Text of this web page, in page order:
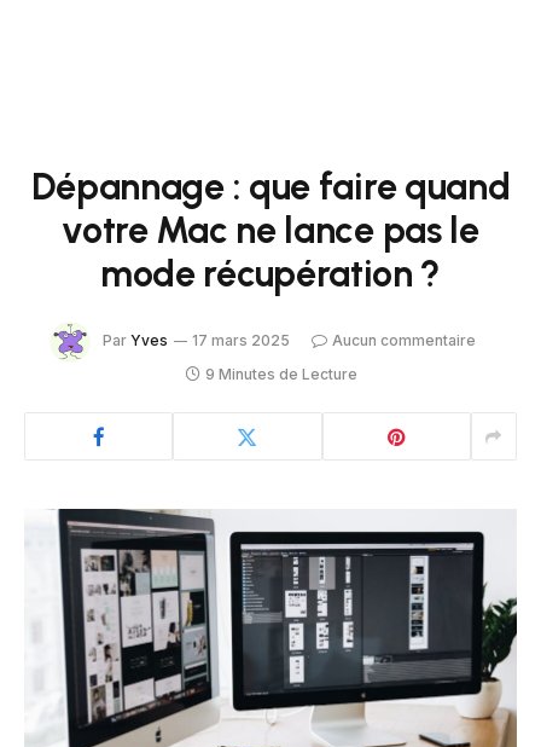
Dépannage : que faire quand
votre Mac ne lance pas le
mode récupération ?
Par Yves 17 mars 2025
Aucun commentaire
9 Minutes de Lecture